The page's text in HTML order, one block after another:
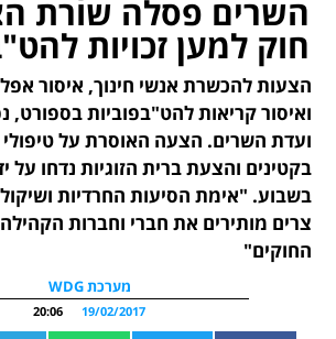
השרים פסלה שורת
חוק למען זכויות
הצעות להכשרת אנשי חינוך, איסור
ואיסור קריאות להט"בפוביות בספורט,
ועדת השרים. הצעה האוסרת על
בקטינים והצעת ברית הזוגיות נדחו על
בשבוע. "אימת הסיעות החרדיות
צרים מותירים את חברי וחברות
החוקים"
מערכת WDG
19/02/2017
20:06